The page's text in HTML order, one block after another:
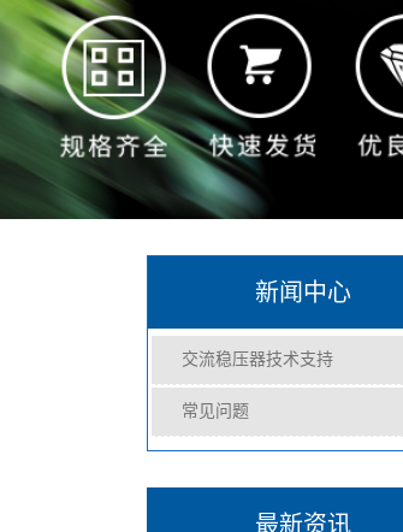
新闻中心
交流稳压器技术支持
常见问题
最新资讯